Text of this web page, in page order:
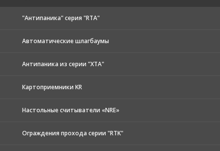
"Антипаника" серия "RTA"
Автоматические шлагбаумы
Антипаника из серии "XTA"
Картоприемники KR
Настольные считыватели «NRE»
Ограждения прохода серии "RTK"